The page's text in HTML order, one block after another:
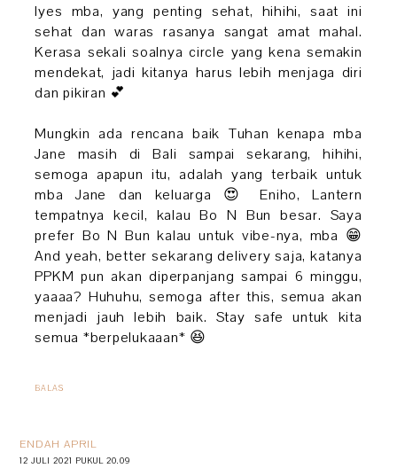
Iyes mba, yang penting sehat, hihihi, saat ini
sehat dan waras rasanya sangat amat mahal.
Kerasa sekali soalnya circle yang kena semakin
mendekat, jadi kitanya harus lebih menjaga diri
dan pikiran 💕
Mungkin ada rencana baik Tuhan kenapa mba
Jane masih di Bali sampai sekarang, hihihi,
semoga apapun itu, adalah yang terbaik untuk
mba Jane dan keluarga 😍 Eniho, Lantern
tempatnya kecil, kalau Bo N Bun besar. Saya
prefer Bo N Bun kalau untuk vibe-nya, mba 😁
And yeah, better sekarang delivery saja, katanya
PPKM pun akan diperpanjang sampai 6 minggu,
yaaaa? Huhuhu, semoga after this, semua akan
menjadi jauh lebih baik. Stay safe untuk kita
semua *berpelukaaan* 😆
BALAS
ENDAH APRIL
12 JULI 2021 PUKUL 20.09